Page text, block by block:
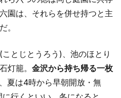
園は、それらを併せ持つと主
。
(ことじとうろう)、池のほとり
灯籠。 金沢から持ち帰る一枚
夏は4時から早朝開放・無